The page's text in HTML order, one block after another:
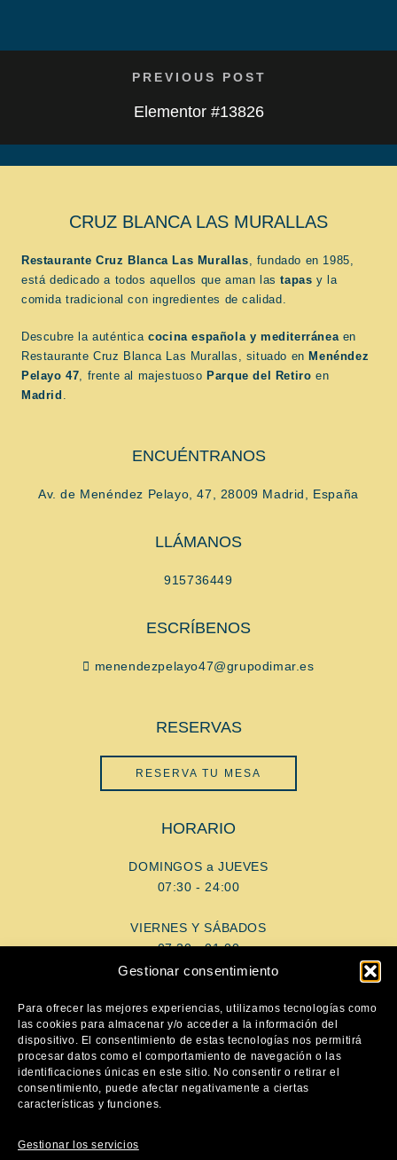
Gestionar consentimiento
Para ofrecer las mejores experiencias, utilizamos tecnologías como
las cookies para almacenar y/o acceder a la información del
dispositivo. El consentimiento de estas tecnologías nos permitirá
procesar datos como el comportamiento de navegación o las
identificaciones únicas en este sitio. No consentir o retirar el
consentimiento, puede afectar negativamente a ciertas
características y funciones.
Gestionar los servicios
PREVIOUS POST
Elementor #13826
CRUZ BLANCA LAS MURALLAS
Restaurante Cruz Blanca Las Murallas, fundado en 1985,
está dedicado a todos aquellos que aman lastapasy la
comida tradicional con ingredientes de calidad.
Descubre la auténticacocina española y mediterráneaen
Restaurante Cruz Blanca Las Murallas, situado en Menéndez
Pelayo 47, frente al majestuoso Parque del Retiro en
Madrid .
ENCUÉNTRANOS
Av. de Menéndez Pelayo, 47, 28009 Madrid, España
LLÁMANOS
915736449
ESCRÍBENOS
menendezpelayo47@grupodimar.es
RESERVAS
RESERVA TU MESA
HORARIO
DOMINGOS a JUEVES
07:30 - 24:00
VIERNES Y SÁBADOS
07:30 - 01:00
AYUDA
Aviso Legal
Política de privacidad
Política de cookies